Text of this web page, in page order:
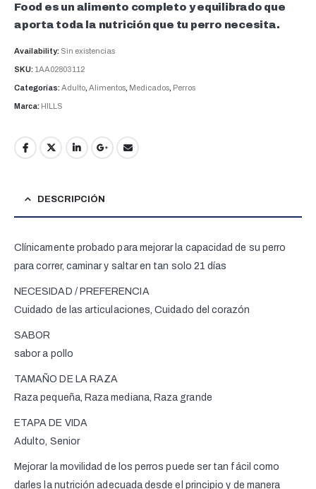
Food es un alimento completo y equilibrado que
aporta toda la nutrición que tu perro necesita.
Availability: Sin existencias
SKU: 1AA02803112
Categorías:Adulto, Alimentos, Medicados, Perros
Marca: HILLS
DESCRIPCIÓN
Clínicamente probado para mejorar la capacidad de su perro
para correr, caminar y saltar en tan solo 21 días
NECESIDAD / PREFERENCIA
Cuidado de las articulaciones, Cuidado del corazón
SABOR
sabor a pollo
TAMAÑO DE LA RAZA
Raza pequeña, Raza mediana, Raza grande
ETAPA DE VIDA
Adulto, Senior
Mejorar la movilidad de los perros puede ser tan fácil como
darles la nutrición adecuada desde el principio y de manera